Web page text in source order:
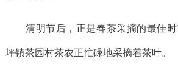
清明节后，正是春茶采摘的最佳
坪镇茶园村茶农正忙碌地采摘着茶叶。